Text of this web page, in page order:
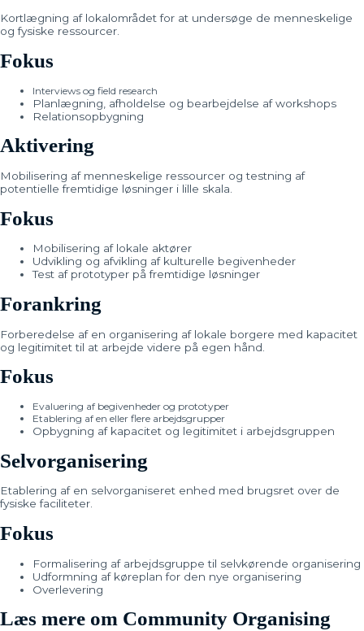
Kortlægning af lokalområdet for at undersøge de menneskelige
og fysiske ressourcer.
Fokus
Interviews og field research
Planlægning, afholdelse og bearbejdelse af workshops
Relationsopbygning
Aktivering
Mobilisering af menneskelige ressourcer og testning af
potentielle fremtidige løsninger i lille skala.
Fokus
Mobilisering af lokale aktører
Udvikling og afvikling af kulturelle begivenheder
Test af prototyper på fremtidige løsninger
Forankring
Forberedelse af en organisering af lokale borgere med kapacitet
og legitimitet til at arbejde videre på egen hånd.
Fokus
Evaluering af begivenheder og prototyper
Etablering af en eller flere arbejdsgrupper
Opbygning af kapacitet og legitimitet i arbejdsgruppen
Selvorganisering
Etablering af en selvorganiseret enhed med brugsret over de
fysiske faciliteter.
Fokus
Formalisering af arbejdsgruppe til selvkørende organisering
Udformning af køreplan for den nye organisering
Overlevering
Læs mere om Community Organising